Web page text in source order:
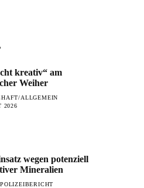
kreativ“ am
Weiher
ALLGEMEIN
2026
wegen potenziell
Mineralien